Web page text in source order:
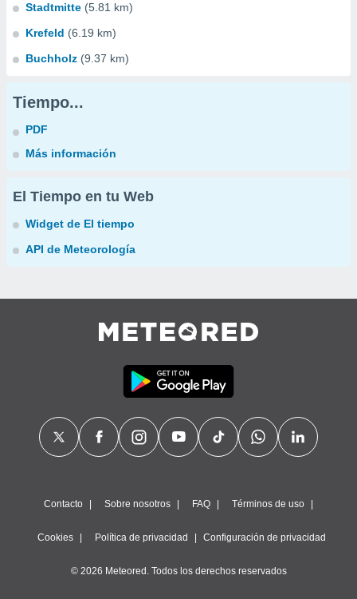
Stadtmitte (5.81 km)
Krefeld (6.19 km)
Buchholz (9.37 km)
Tiempo...
PDF
Más información
El Tiempo en tu Web
Widget de El tiempo
API de Meteorología
Contacto Sobre nosotros FAQ Términos de uso
Cookies Política de privacidad Configuración de privacidad
© 2026 Meteored. Todos los derechos reservados